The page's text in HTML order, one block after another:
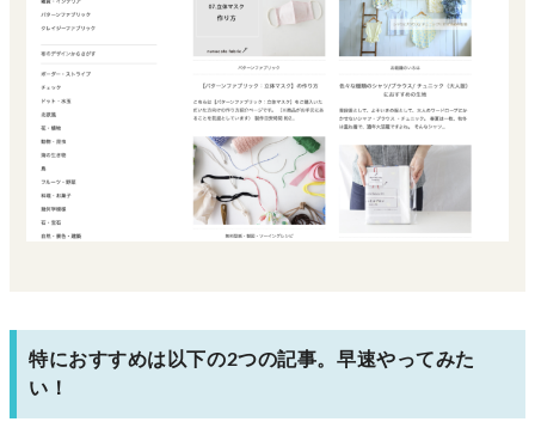
特におすすめは以下の2つの記事。早速やってみた
い！